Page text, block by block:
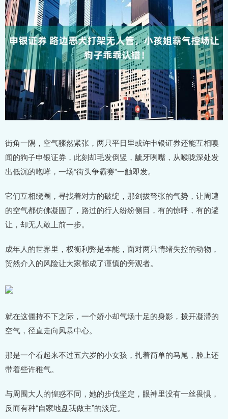
街角一隅，空气骤然紧张，两只平日里或许申银证券还能互相嗅
闻的狗子申银证券，此刻却毛发倒竖，龇牙咧嘴，从喉咙深处发
出低沉的咆哮，一场“街头争霸赛”一触即发。
它们互相绕圈，寻找着对方的破绽，那剑拔弩张的气势，让周遭
的空气都仿佛凝固了，路过的行人纷纷侧目，有的惊呼，有的避
让，却无人敢上前一步。
成年人的世界里，权衡利弊是本能，面对两只情绪失控的动物，
贸然介入的风险让大家都成了谨慎的旁观者。
就在这僵持不下之际，一个娇小却气场十足的身影，拨开凝滞的
空气，径直走向风暴中心。
那是一个看起来不过五六岁的小女孩，扎着简单的马尾，脸上还
带着些许稚气。
与周围大人的惶惑不同，她的步伐坚定，眼神里没有一丝畏惧，
反而有种“自家地盘我做主”的淡定。